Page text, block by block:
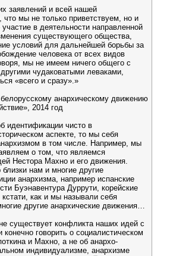
заявлений и всей нашей
что мы не только приветствуем, но и
в деятельности направленной
существующего общества,
условий для дальнейшей борьбы за
человека от всех видов
мы не имеем ничего общего с
чудаковатыми леваками,
«всего и сразу».»
анархическому движению
2014 год
идентификации чисто в
аспекте, то мы себя
в том числе. Например, мы
о том, что являемся
Нестора Махно и его движения.
нам и многие другие
анархизма, например испанские
Буэнавентура Дуррути, корейские
как и мы называли себя
другие анархические движения…
существует конфликта наших идей с
говорить о социалистическом
и Махно, а не об анархо-
индивидуализме, анархизме